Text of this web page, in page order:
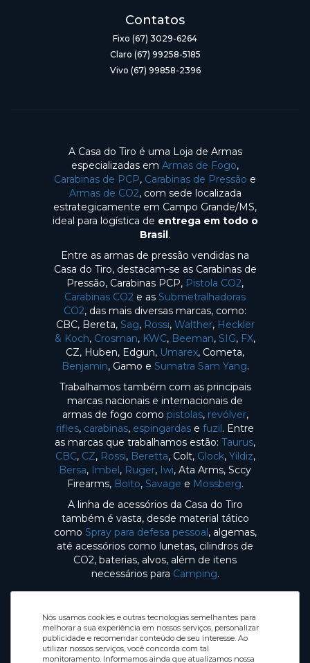
Nós usamos cookies e outras tecnologias semelhantes para
melhorar a sua experiência em nossos serviços, personalizar
publicidade e recomendar conteúdo de seu interesse. Ao
utilizar nossos serviços, você concorda com tal
monitoramento. Informamos ainda que atualizamos nossa
Contatos
Fixo (67) 3029-6264
Claro (67) 99258-5185
Vivo (67) 99858-2396
A Casa do Tiro é uma Loja de Armas
especializadas em Armas de Fogo,
Carabinas de PCP, Carabinas de Pressão e
Armas de CO2, com sede localizada
estrategicamente em Campo Grande/MS,
ideal para logística de entrega em todo o
Brasil.
Entre as armas de pressão vendidas na
Casa do Tiro, destacam-se as Carabinas de
Pressão, Carabinas PCP, Pistola CO2,
Carabinas CO2 e as Submetralhadoras
CO2, das mais diversas marcas, como:
CBC, Bereta, Sag, Rossi, Walther, Heckler
& Koch, Crosman, KWC, Beeman, SIG, FX,
CZ, Huben, Edgun, Umarex, Cometa,
Benjamin, Gamo e Sumatra Sam Yang.
Trabalhamos também com as principais
marcas nacionais e internacionais de
armas de fogo como pistolas, revólver,
rifles, carabinas, espingardas e fuzil. Entre
as marcas que trabalhamos estão: Taurus,
CBC, CZ, Rossi, Beretta, Colt, Glock, Yildiz,
Bersa, Imbel, Ruger, Iwi, Ata Arms, Sccy
Firearms, Boito, Savage e Mossberg.
A linha de acessórios da Casa do Tiro
também é vasta, desde material tático
como Spray para defesa pessoal, algemas,
até acessórios como lunetas, cilindros de
CO2, baterias, alvos, além de itens
necessários para Camping.
Selos de Segurança